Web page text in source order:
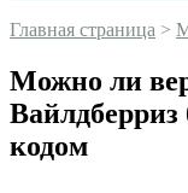
Главная страница >
Можно ли
Вайлдберриз
кодом